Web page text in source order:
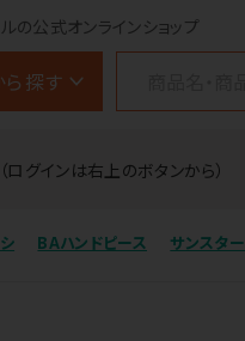
の公式オンラインショップ
ら探す
グインは右上のボタンから）
BAハンドピース サンスター